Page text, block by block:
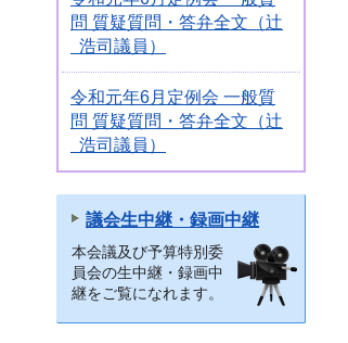
問 質疑質問・答弁全文（辻
浩司議員）
令和元年6月定例会 一般質
問 質疑質問・答弁全文（辻
浩司議員）
議会生中継・録画中継
本会議及び予算特別委
員会の生中継・録画中
継をご覧になれます。